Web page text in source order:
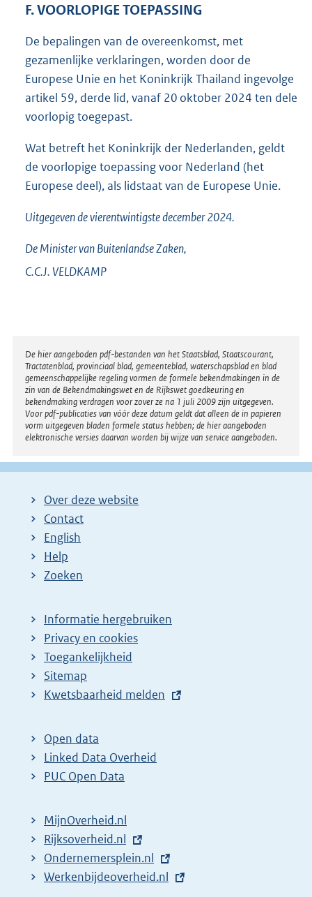
F. VOORLOPIGE TOEPASSING
De bepalingen van de overeenkomst, met
gezamenlijke verklaringen, worden door de
Europese Unie en het Koninkrijk Thailand ingevolge
artikel 59, derde lid, vanaf 20 oktober 2024 ten dele
voorlopig toegepast.
Wat betreft het Koninkrijk der Nederlanden, geldt
de voorlopige toepassing voor Nederland (het
Europese deel), als lidstaat van de Europese Unie.
Uitgegeven devierentwintigstedecember 2024.
De Minister van Buitenlandse Zaken,
C.C.J.VELDKAMP
Disclaimer
De hier aangeboden pdf-bestanden van het Staatsblad, Staatscourant,
Tractatenblad, provinciaal blad, gemeenteblad, waterschapsblad en blad
gemeenschappelijke regeling vormen de formele bekendmakingen in de
zin van de Bekendmakingswet en de Rijkswet goedkeuring en
bekendmaking verdragen voor zover ze na 1 juli 2009 zijn uitgegeven.
Voor pdf-publicaties van vóór deze datum geldt dat alleen de in papieren
vorm uitgegeven bladen formele status hebben; de hier aangeboden
elektronische versies daarvan worden bij wijze van service aangeboden.
Over deze website
Contact
English
Help
Zoeken
Informatie hergebruiken
Privacy en cookies
Toegankelijkheid
Sitemap
E
t
e
r
l
i
n
k
Kwetsbaarheid melden
Open data
Linked Data Overheid
PUC Open Data
MijnOverheid.nl
E
x
t
Rijksoverheid.nl
E
x
Ondernemersplein.nl
E
Werkenbijdeoverheid.nl